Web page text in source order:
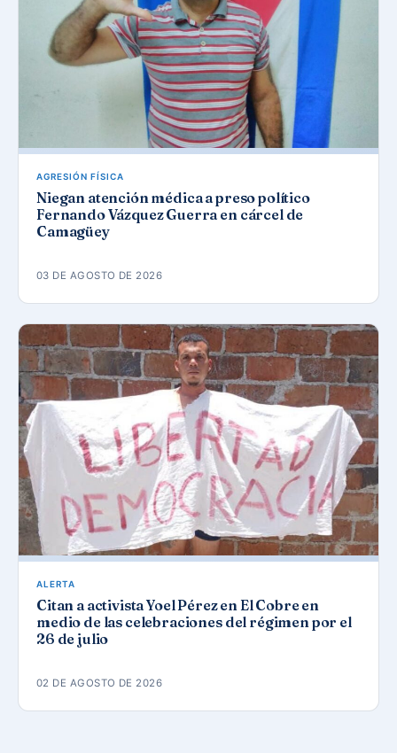
AGRESIÓN FÍSICA
Niegan atención médica a preso político
Fernando Vázquez Guerra en cárcel de
Camagüey
03 DE AGOSTO DE 2026
ALERTA
Citan a activista Yoel Pérez en El Cobre en
medio de las celebraciones del régimen por el
26 de julio
02 DE AGOSTO DE 2026